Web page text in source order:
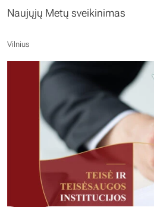
Naujųjų Metų sveikinimas
Vilnius